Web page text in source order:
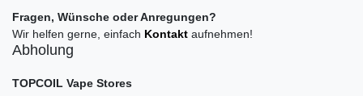
Fragen, Wünsche oder Anregungen?
Wir helfen gerne, einfach Kontakt aufnehmen!
Abholung
TOPCOIL Vape Stores